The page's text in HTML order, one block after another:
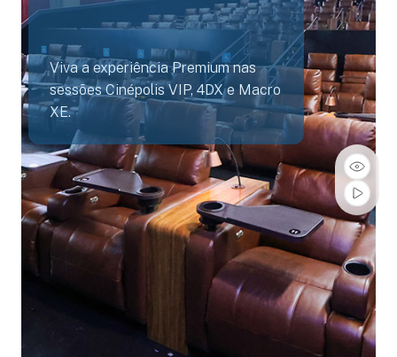
Viva a experiência Premium nas
sessões Cinépolis VIP, 4DX e Macro
XE.